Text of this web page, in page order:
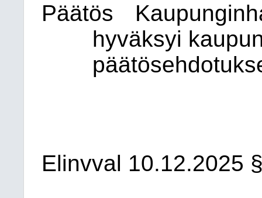
Päätös
hyväksyi
Elinvval 10.12.2025